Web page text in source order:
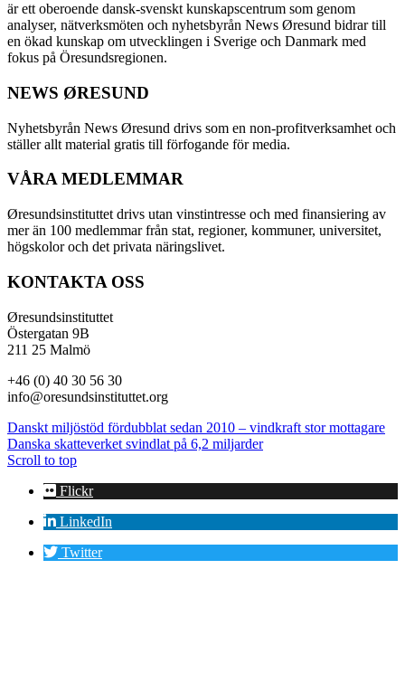
är ett oberoende dansk-svenskt kunskapscentrum som genom
analyser, nätverksmöten och nyhetsbyrån News Øresund bidrar till
en ökad kunskap om utvecklingen i Sverige och Danmark med
fokus på Öresundsregionen.
NEWS ØRESUND
Nyhetsbyrån News Øresund drivs som en non-profitverksamhet och
ställer allt material gratis till förfogande för media.
VÅRA MEDLEMMAR
Øresundsinstituttet drivs utan vinst­intresse och med finansiering av
mer än 100 medlemmar från stat, regioner, kommuner, universitet,
högskolor och det privata näringslivet.
KONTAKTA OSS
Øresundsinstituttet
Östergatan 9B
211 25 Malmö
+46 (0) 40 30 56 30
info@oresundsinstituttet.org
Danskt miljöstöd fördubblat sedan 2010 – vindkraft stor mottagare
Danska skatteverket svindlat på 6,2 miljarder
Scroll to top
Flickr
LinkedIn
Twitter